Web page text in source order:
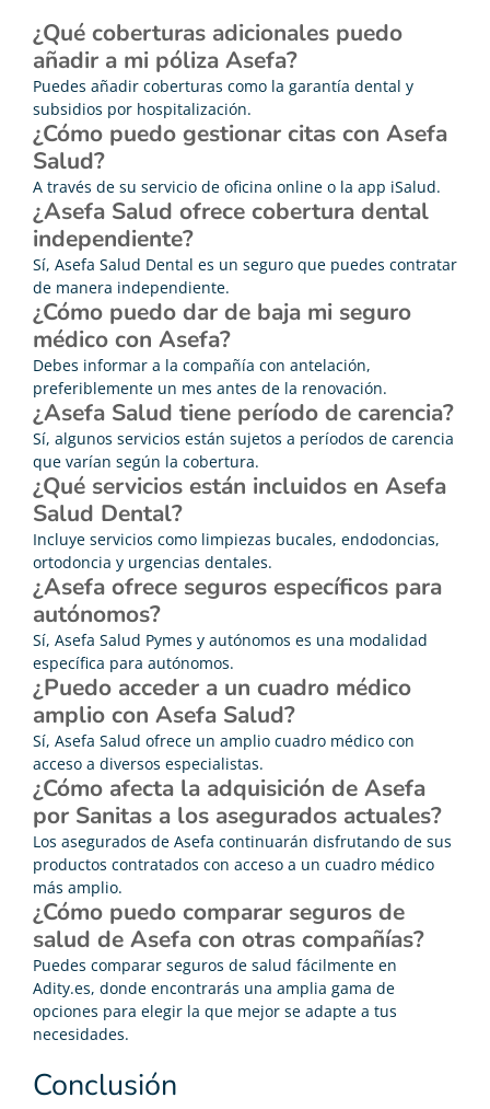
¿Qué coberturas adicionales puedo
añadir a mi póliza Asefa?
Puedes añadir coberturas como la garantía dental y
subsidios por hospitalización.
¿Cómo puedo gestionar citas con Asefa
Salud?
A través de su servicio de oficina online o la app iSalud.
¿Asefa Salud ofrece cobertura dental
independiente?
Sí, Asefa Salud Dental es un seguro que puedes contratar
de manera independiente.
¿Cómo puedo dar de baja mi seguro
médico con Asefa?
Debes informar a la compañía con antelación,
preferiblemente un mes antes de la renovación.
¿Asefa Salud tiene período de carencia?
Sí, algunos servicios están sujetos a períodos de carencia
que varían según la cobertura.
¿Qué servicios están incluidos en Asefa
Salud Dental?
Incluye servicios como limpiezas bucales, endodoncias,
ortodoncia y urgencias dentales.
¿Asefa ofrece seguros específicos para
autónomos?
Sí, Asefa Salud Pymes y autónomos es una modalidad
específica para autónomos.
¿Puedo acceder a un cuadro médico
amplio con Asefa Salud?
Sí, Asefa Salud ofrece un amplio cuadro médico con
acceso a diversos especialistas.
¿Cómo afecta la adquisición de Asefa
por Sanitas a los asegurados actuales?
Los asegurados de Asefa continuarán disfrutando de sus
productos contratados con acceso a un cuadro médico
más amplio.
¿Cómo puedo comparar seguros de
salud de Asefa con otras compañías?
Puedes comparar seguros de salud fácilmente en
Adity.es, donde encontrarás una amplia gama de
opciones para elegir la que mejor se adapte a tus
necesidades.
Conclusión